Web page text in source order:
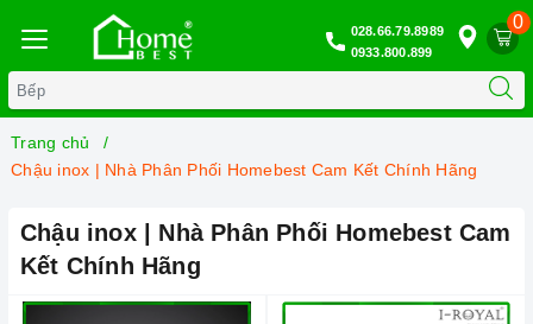
0
028.66.79.8989
0933.800.899
Trang chủ
Chậu inox | Nhà Phân Phối Homebest Cam Kết Chính Hãng
Chậu inox | Nhà Phân Phối Homebest Cam
Kết Chính Hãng